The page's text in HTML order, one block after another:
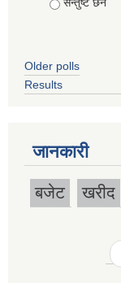
Older polls
Results
जानकारी
बजेट खरीद